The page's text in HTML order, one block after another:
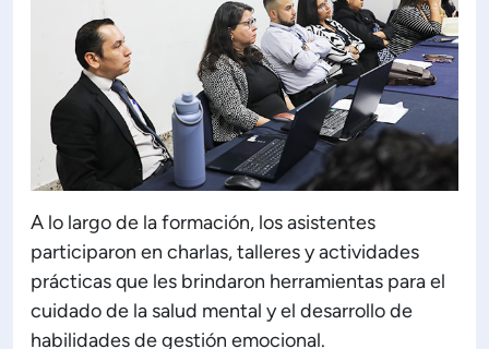
A lo largo de la formación, los asistentes
participaron en charlas, talleres y actividades
prácticas que les brindaron herramientas para el
cuidado de la salud mental y el desarrollo de
habilidades de gestión emocional.